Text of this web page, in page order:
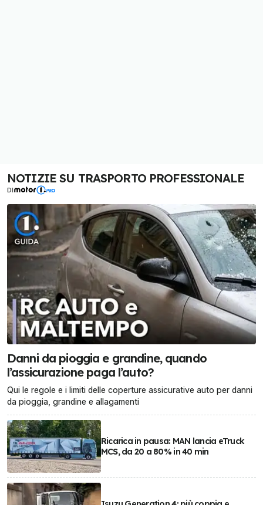
NOTIZIE SU TRASPORTO PROFESSIONALE
DI
Danni da pioggia e grandine, quando
l’assicurazione paga l’auto?
Qui le regole e i limiti delle coperture assicurative auto per danni
da pioggia, grandine e allagamenti
Ricarica in pausa: MAN lancia eTruck
MCS, da 20 a 80% in 40 min